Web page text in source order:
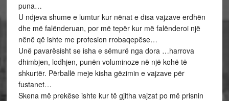
puna…
U ndjeva shume e lumtur kur nënat e disa vajzave erdhën
dhe më falënderuan, por më tepër kur më falënderoi një
nënë që ishte me profesion rrobaqepëse…
Unë pavarësisht se isha e sëmurë nga dora …harrova
dhimbjen, lodhjen, punën voluminoze në një kohë të
shkurtër. Përballë meje kisha gëzimin e vajzave për
fustanet…
Skena më prekëse ishte kur të gjitha vajzat po më prisnin